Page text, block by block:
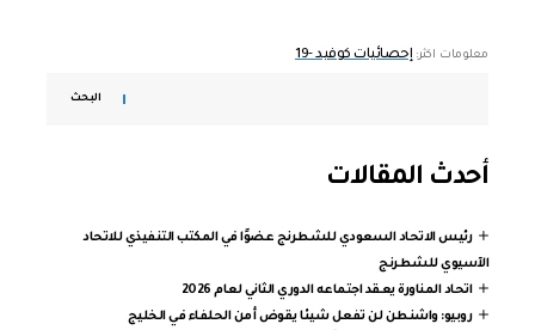
معلومات اكثر: إحصائيات كوفيد -19
البحث
أحدث المقالات
رئيس الاتحاد السعودي للشطرنج عضوًا في المكتب التنفيذي للاتحاد
الآسيوي للشطرنج
اتحاد المناورة يعقد اجتماعه الدوري الثاني لعام 2026
روبيو: واشنطن لن تفعل شيئا يقوض أمن الحلفاء في الخليج